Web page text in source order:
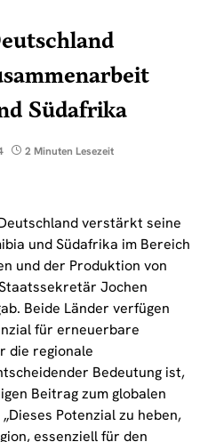
Südafrika
2 Minuten Lesezeit
verstärkt seine
und Südafrika im Bereich
und der Produktion von
Jochen
Beide Länder verfügen
für erneuerbare
die regionale
Bedeutung ist,
Beitrag zum globalen
Potenzial zu heben,
essenziell für den